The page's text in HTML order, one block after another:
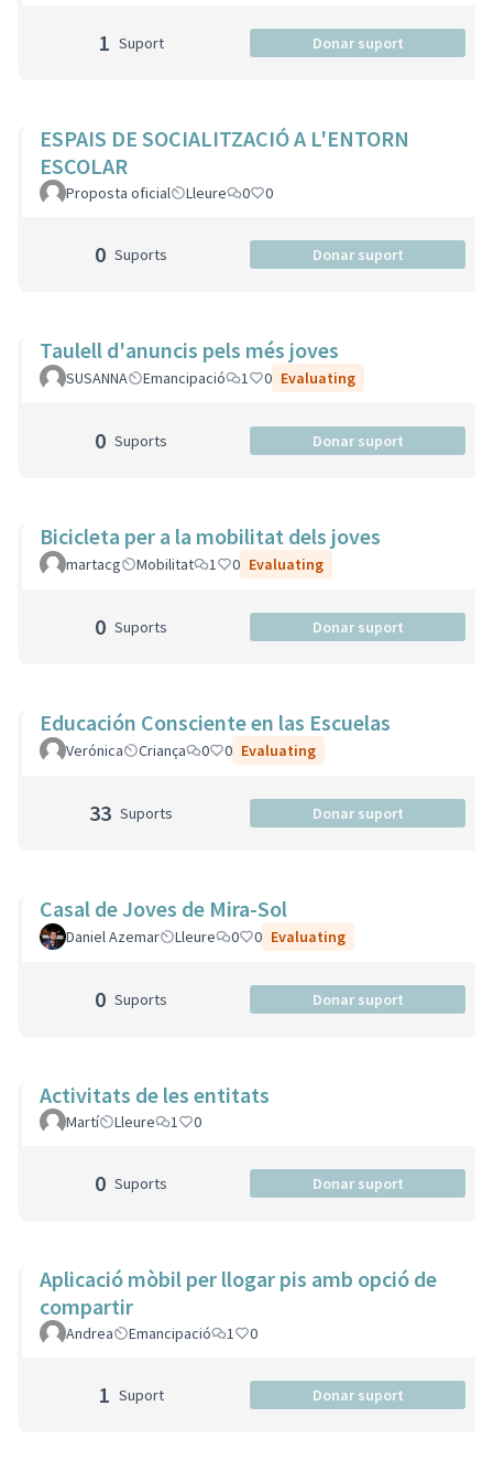
1 Suport Donar suport
ESPAIS DE SOCIALITZACIÓ A L'ENTORN
ESCOLAR
Proposta oficial Lleure 0 0
0 Suports Donar suport
Taulell d'anuncis pels més joves
SUSANNA Emancipació 1 0 Evaluating
0 Suports Donar suport
Bicicleta per a la mobilitat dels joves
martacg Mobilitat 1 0 Evaluating
0 Suports Donar suport
Educación Consciente en las Escuelas
Verónica Criança 0 0 Evaluating
33 Suports Donar suport
Casal de Joves de Mira-Sol
Daniel Azemar Lleure 0 0 Evaluating
0 Suports Donar suport
Activitats de les entitats
Martí Lleure 1 0
0 Suports Donar suport
Aplicació mòbil per llogar pis amb opció de
compartir
Andrea Emancipació 1 0
1 Suport Donar suport